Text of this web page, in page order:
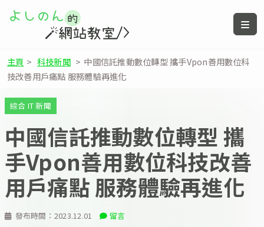
主頁 > 科技新聞 > 中國信託推動數位轉型 攜手Vpon善用數位科
技改善用戶痛點 服務體驗再進化
發布時間： 2023.12.01 留言
綜合 IT 新聞
中國信託推動數位轉型 攜
手Vpon善用數位科技改善
用戶痛點 服務體驗再進化